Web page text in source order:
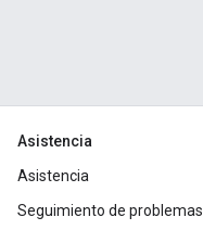
Asistencia
Asistencia
Seguimiento de problemas